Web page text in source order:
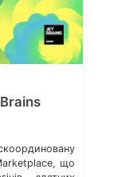
що